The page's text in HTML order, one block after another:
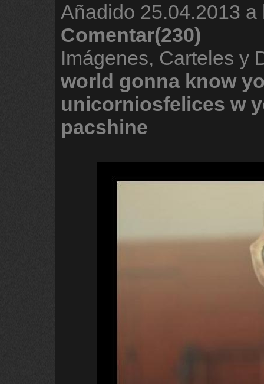
Añadido 25.04.2013 a
Comentar(230)
Imágenes, Carteles y
world gonna know
unicorniosfelices w
pacshine